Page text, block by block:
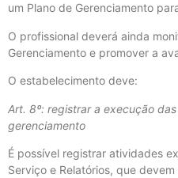
um Plano de Gerenciamento
O profissional deverá ainda
Gerenciamento e promover a
O estabelecimento deve:
Art. 8º: registrar a execução
gerenciamento
É possível registrar atividades
Serviço e Relatórios, que